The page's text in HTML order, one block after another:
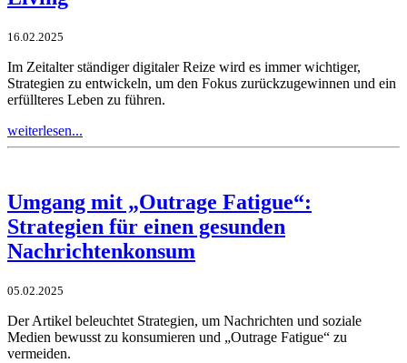
16.02.2025
Im Zeitalter ständiger digitaler Reize wird es immer wichtiger,
Strategien zu entwickeln, um den Fokus zurückzugewinnen und ein
erfüllteres Leben zu führen.
weiterlesen...
Umgang mit „Outrage Fatigue“:
Strategien für einen gesunden
Nachrichtenkonsum
05.02.2025
Der Artikel beleuchtet Strategien, um Nachrichten und soziale
Medien bewusst zu konsumieren und „Outrage Fatigue“ zu
vermeiden.